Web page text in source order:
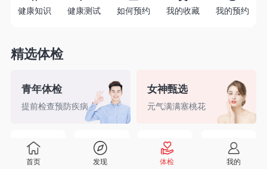
健康知识 健康测试 如何预约 我的收藏 我的预约
精选体检
青年体检
提前检查预防疾病
女神甄选
元气满满塞桃花
精英白领 备孕检查 入职体检 婚前检查
首页 发现 体检 我的